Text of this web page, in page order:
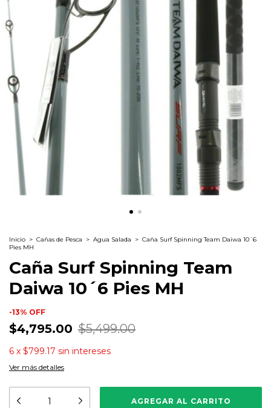
Inicio > Cañas de Pesca > Agua Salada > Caña Surf Spinning Team Daiwa 10´6
Pies MH
Caña Surf Spinning Team
Daiwa 10´6 Pies MH
-13% OFF
$4,795.00 $5,499.00
6 x $799.17 sin intereses
Ver más detalles